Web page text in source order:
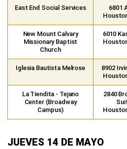
East End Social Services
6801
New Mount Calvary
Missionary Baptist
Church
6010
Iglesia Bautista Melrose
8902
La Tiendita - Tejano
Center (Broadway
Campus)
2840
JUEVES 14 DE MAYO